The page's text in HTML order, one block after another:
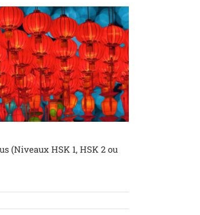
(Niveaux HSK 1, HSK 2 ou